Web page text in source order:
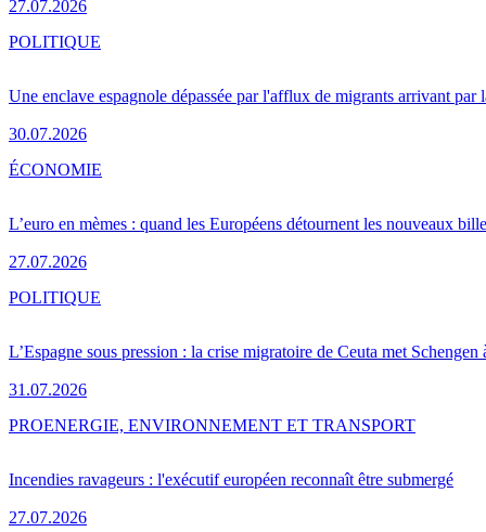
27.07.2026
Une enclave espagnole dépassée par l'afflux de migrants arrivant par
30.07.2026
POLITIQUE
L’euro en mèmes : quand les Européens détournent les nouveaux
27.07.2026
ÉCONOMIE
L’Espagne sous pression : la crise migratoire de Ceuta met Schengen
31.07.2026
POLITIQUE
Incendies ravageurs : l'exécutif européen reconnaît être submergé
27.07.2026
PROENERGIE, ENVIRONNEMENT ET TRANSPORT